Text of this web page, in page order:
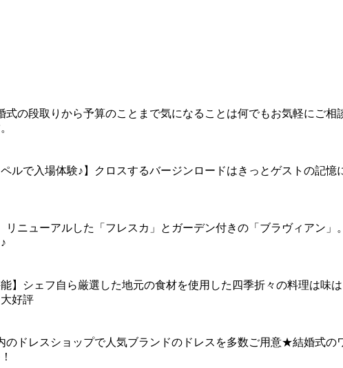
式の段取りから予算のことまで気になることは何でもお気軽にご
ルで入場体験♪】クロスするバージンロードはきっとゲストの記
リニューアルした「フレスカ」とガーデン付きの「ブラヴィアン
】シェフ自ら厳選した地元の食材を使用した四季折々の料理は
好評
のドレスショップで人気ブランドのドレスを多数ご用意★結婚式